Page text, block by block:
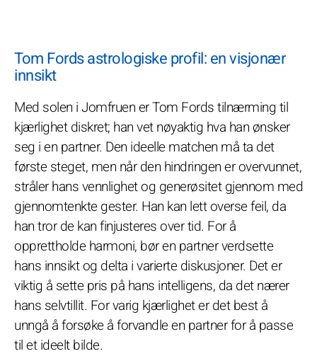
Tom Fords astrologiske profil: en visjonær
innsikt
Med solen i Jomfruen er Tom Fords tilnærming til
kjærlighet diskret; han vet nøyaktig hva han ønsker
seg i en partner. Den ideelle matchen må ta det
første steget, men når den hindringen er overvunnet,
stråler hans vennlighet og generøsitet gjennom med
gjennomtenkte gester. Han kan lett overse feil, da
han tror de kan finjusteres over tid. For å
opprettholde harmoni, bør en partner verdsette
hans innsikt og delta i varierte diskusjoner. Det er
viktig å sette pris på hans intelligens, da det nærer
hans selvtillit. For varig kjærlighet er det best å
unngå å forsøke å forvandle en partner for å passe
til et ideelt bilde.